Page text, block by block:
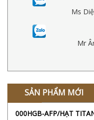
Ms
Mr
SẢN PHẨM MỚI
000HGB-AFP/HẠT